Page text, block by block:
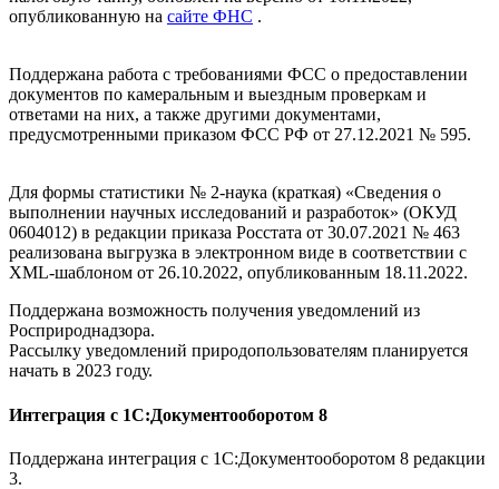
опубликованную на сайте ФНС .
Поддержана работа с требованиями ФСС о предоставлении
документов по камеральным и выездным проверкам и
ответами на них, а также другими документами,
предусмотренными приказом ФСС РФ от 27.12.2021 № 595.
Для формы статистики № 2-наука (краткая) «Сведения о
выполнении научных исследований и разработок» (ОКУД
0604012) в редакции приказа Росстата от 30.07.2021 № 463
реализована выгрузка в электронном виде в соответствии с
XML-шаблоном от 26.10.2022, опубликованным 18.11.2022.
Поддержана возможность получения уведомлений из
Росприроднадзора.
Рассылку уведомлений природопользователям планируется
начать в 2023 году.
Интеграция с 1С:Документооборотом 8
Поддержана интеграция с 1С:Документооборотом 8 редакции
3.